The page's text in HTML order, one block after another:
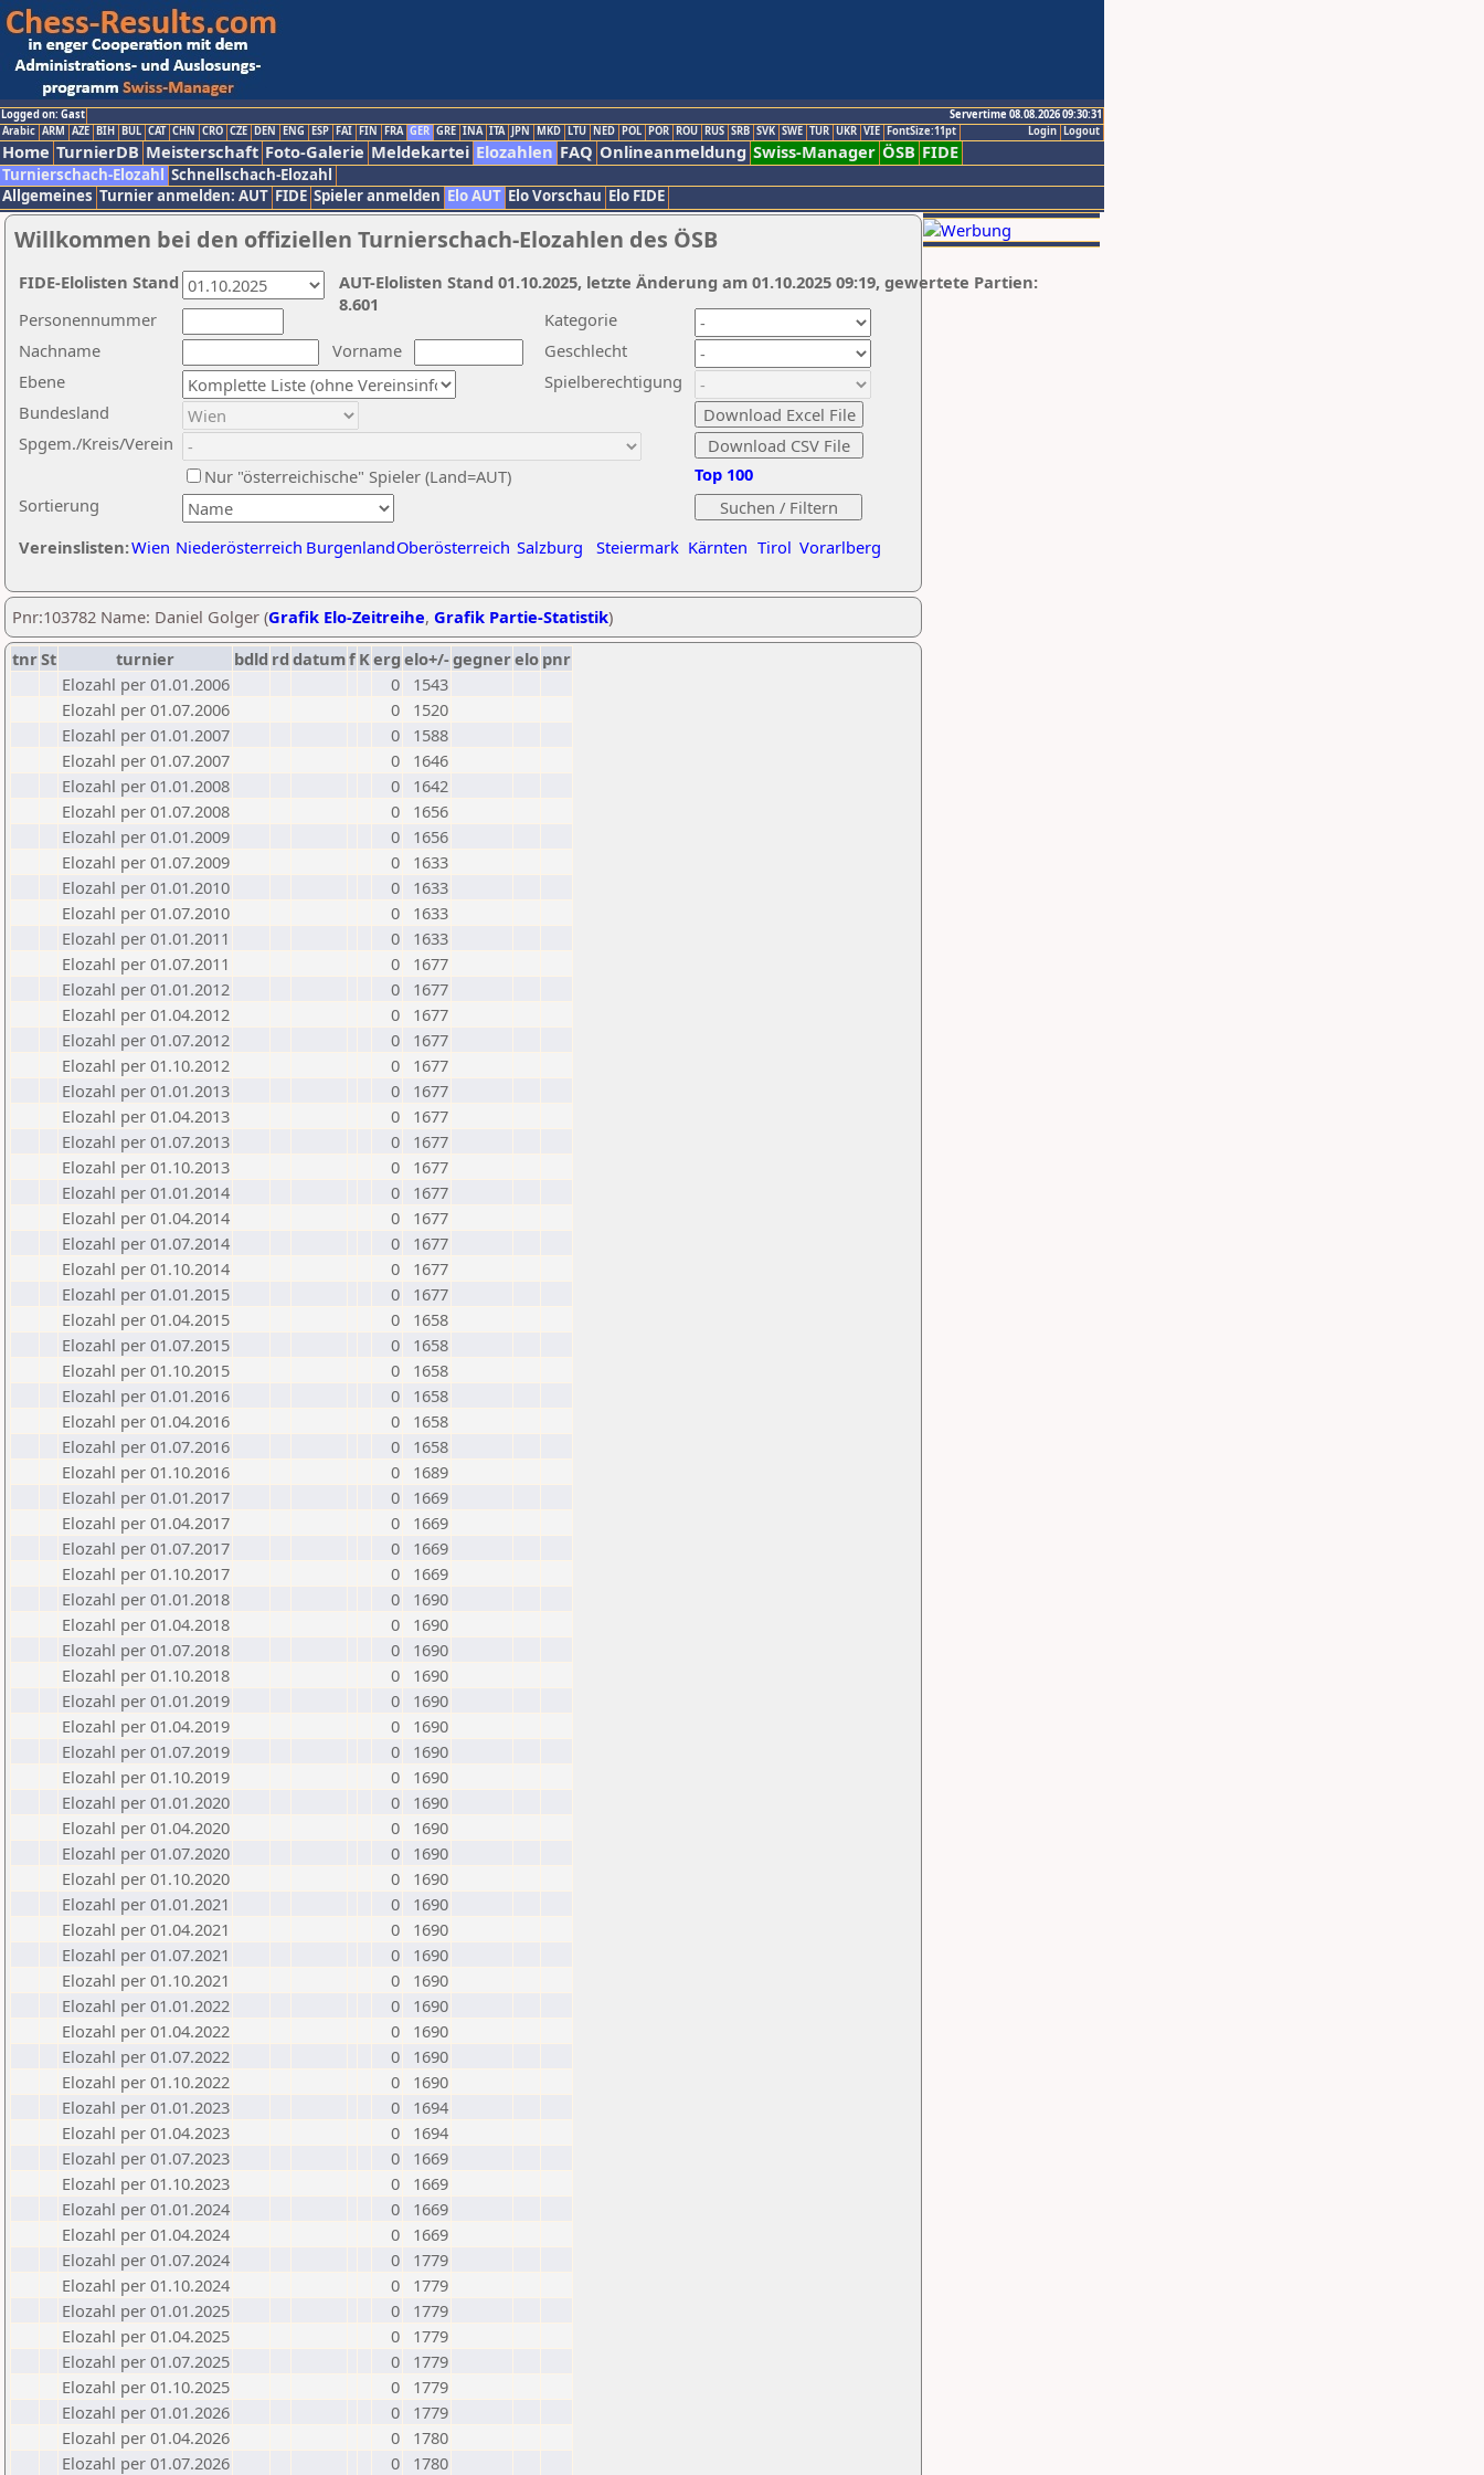
Logged on: Gast
Servertime 08.08.2026 09:30:31
Logout
Login
Arabic ARM AZE BIH BUL CAT CHN CRO CZE DEN ENG ESP FAI FIN FRA GER GRE INA ITA JPN MKD LTU NED POL POR ROU RUS SRB SVK SWE TUR UKR VIE FontSize:11pt
Home TurnierDB Meisterschaft Foto-Galerie Meldekartei Elozahlen FAQ Onlineanmeldung Swiss-Manager ÖSB FIDE
Turnierschach-Elozahl Schnellschach-Elozahl
Allgemeines Turnier anmelden: AUT FIDE Spieler anmelden Elo AUT Elo Vorschau Elo FIDE
Willkommen bei den offiziellen Turnierschach-Elozahlen des ÖSB
Nachname
Vorname
Ebene
Kategorie
Sortierung
Personennummer
Bundesland
Spgem./Kreis/Verein
Geschlecht
Nur "österreichische" Spieler (Land=AUT)
Spielberechtigung
Vereinslisten:Wien Niederösterreich BurgenlandOberösterreich Salzburg Steiermark Kärnten Tirol Vorarlberg
Top 100
AUT-Elolisten Stand 01.10.2025, letzte Änderung am 01.10.2025 09:19, gewertete Partien:
8.601
FIDE-Elolisten Stand
Pnr:103782 Name: Daniel Golger (Grafik Elo-Zeitreihe, Grafik Partie-Statistik)
tnrSt turnier bdld rd datumf Kerg elo+/-gegnerelo pnr
Elozahl per 01.01.2006
0
1543
Elozahl per 01.07.2006
0
1520
Elozahl per 01.01.2007
0
1588
Elozahl per 01.07.2007
0
1646
Elozahl per 01.01.2008
0
1642
Elozahl per 01.07.2008
0
1656
Elozahl per 01.01.2009
0
1656
Elozahl per 01.07.2009
0
1633
Elozahl per 01.01.2010
0
1633
Elozahl per 01.07.2010
0
1633
Elozahl per 01.01.2011
0
1633
Elozahl per 01.07.2011
0
1677
Elozahl per 01.01.2012
0
1677
Elozahl per 01.04.2012
0
1677
Elozahl per 01.07.2012
0
1677
Elozahl per 01.10.2012
0
1677
Elozahl per 01.01.2013
0
1677
Elozahl per 01.04.2013
0
1677
Elozahl per 01.07.2013
0
1677
Elozahl per 01.10.2013
0
1677
Elozahl per 01.01.2014
0
1677
Elozahl per 01.04.2014
0
1677
Elozahl per 01.07.2014
0
1677
Elozahl per 01.10.2014
0
1677
Elozahl per 01.01.2015
0
1677
Elozahl per 01.04.2015
0
1658
Elozahl per 01.07.2015
0
1658
Elozahl per 01.10.2015
0
1658
Elozahl per 01.01.2016
0
1658
Elozahl per 01.04.2016
0
1658
Elozahl per 01.07.2016
0
1658
Elozahl per 01.10.2016
0
1689
Elozahl per 01.01.2017
0
1669
Elozahl per 01.04.2017
0
1669
Elozahl per 01.07.2017
0
1669
Elozahl per 01.10.2017
0
1669
Elozahl per 01.01.2018
0
1690
Elozahl per 01.04.2018
0
1690
Elozahl per 01.07.2018
0
1690
Elozahl per 01.10.2018
0
1690
Elozahl per 01.01.2019
0
1690
Elozahl per 01.04.2019
0
1690
Elozahl per 01.07.2019
0
1690
Elozahl per 01.10.2019
0
1690
Elozahl per 01.01.2020
0
1690
Elozahl per 01.04.2020
0
1690
Elozahl per 01.07.2020
0
1690
Elozahl per 01.10.2020
0
1690
Elozahl per 01.01.2021
0
1690
Elozahl per 01.04.2021
0
1690
Elozahl per 01.07.2021
0
1690
Elozahl per 01.10.2021
0
1690
Elozahl per 01.01.2022
0
1690
Elozahl per 01.04.2022
0
1690
Elozahl per 01.07.2022
0
1690
Elozahl per 01.10.2022
0
1690
Elozahl per 01.01.2023
0
1694
Elozahl per 01.04.2023
0
1694
Elozahl per 01.07.2023
0
1669
Elozahl per 01.10.2023
0
1669
Elozahl per 01.01.2024
0
1669
Elozahl per 01.04.2024
0
1669
Elozahl per 01.07.2024
0
1779
Elozahl per 01.10.2024
0
1779
Elozahl per 01.01.2025
0
1779
Elozahl per 01.04.2025
0
1779
Elozahl per 01.07.2025
0
1779
Elozahl per 01.10.2025
0
1779
Elozahl per 01.01.2026
0
1779
Elozahl per 01.04.2026
0
1780
Elozahl per 01.07.2026
0 1780